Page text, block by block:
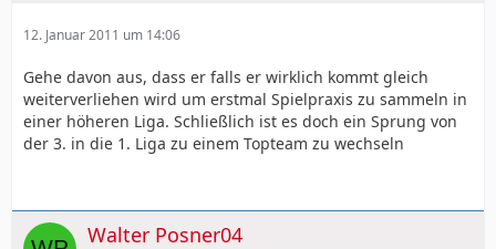
12. Januar 2011 um 14:06
Gehe davon aus, dass er falls er wirklich kommt gleich
weiterverliehen wird um erstmal Spielpraxis zu sammeln in
einer höheren Liga. Schließlich ist es doch ein Sprung von
der 3. in die 1. Liga zu einem Topteam zu wechseln
Walter Posner04